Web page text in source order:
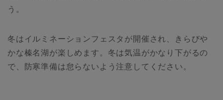
う。
冬はイルミネーションフェスタが開催され、きらびや
かな榛名湖が楽しめます。冬は気温がかなり下がるの
で、防寒準備は怠らないよう注意してください。